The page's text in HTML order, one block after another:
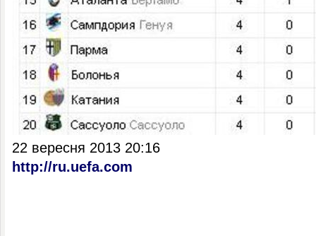
22 вересня 2013 20:16
http://ru.uefa.com